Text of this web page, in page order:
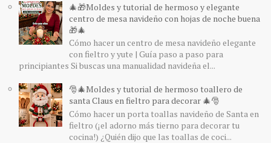
🎄🎁Moldes y tutorial de hermoso y elegante
centro de mesa navideño con hojas de noche buena
🎁🎄
Cómo hacer un centro de mesa navideño elegante
con fieltro y yute | Guía paso a paso para
principiantes Si buscas una manualidad navideña el...
🎅🎄Moldes y tutorial de hermoso toallero de
santa Claus en fieltro para decorar 🎄🎅
Cómo hacer un porta toallas navideño de Santa en
fieltro (¡el adorno más tierno para decorar tu
cocina!) ¿Quién dijo que las toallas de coci...